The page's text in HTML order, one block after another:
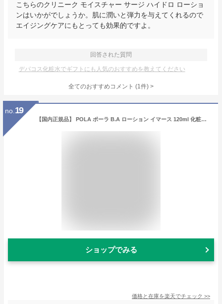
こちらのクリニーク モイスチャー サージ ハイドロ ローショ
ンはいかがでしょうか。肌に潤いと弾力を与えてくれるので
エイジングケアにもとっても効果的ですよ。
回答された質問
デパコス化粧水でギフトにも人気のおすすめを教えてください
全てのおすすめコメント (1件) >
no. 19
【国内正規品】 POLA ポーラ B.A ローション イマース 120ml 化粧水 ハリ 毛穴 保湿化粧水 4953923309261
ショップでみる
価格と在庫を楽天でチェック >>